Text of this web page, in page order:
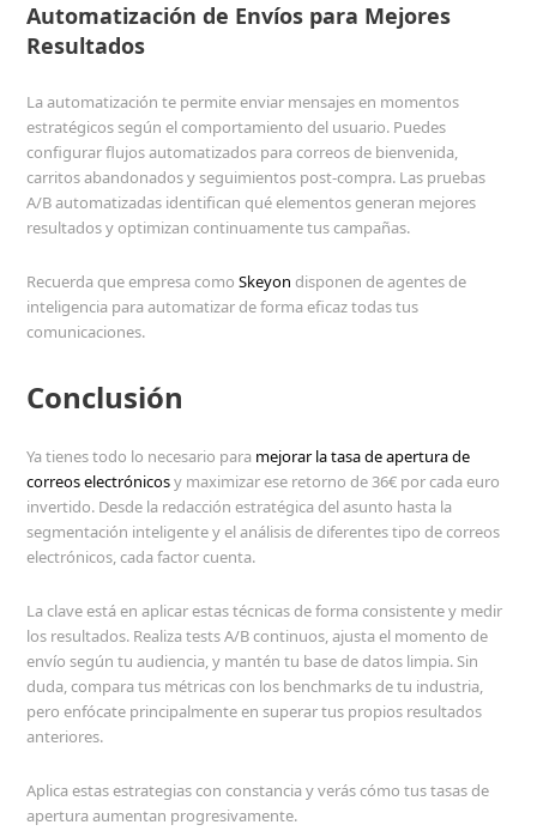
Automatización de Envíos para Mejores
Resultados
La automatización te permite enviar mensajes en momentos
estratégicos según el comportamiento del usuario. Puedes
configurar flujos automatizados para correos de bienvenida,
carritos abandonados y seguimientos post-compra. Las pruebas
A/B automatizadas identifican qué elementos generan mejores
resultados y optimizan continuamente tus campañas.
Recuerda que empresa comoSkeyon disponen de agentes de
inteligencia para automatizar de forma eficaz todas tus
comunicaciones.
Conclusión
Ya tienes todo lo necesario para mejorar la tasa de apertura de
correos electrónicosy maximizar ese retorno de 36€ por cada euro
invertido. Desde la redacción estratégica del asunto hasta la
segmentación inteligente y el análisis de diferentes tipo de correos
electrónicos, cada factor cuenta.
La clave está en aplicar estas técnicas de forma consistente y medir
los resultados. Realiza tests A/B continuos, ajusta el momento de
envío según tu audiencia, y mantén tu base de datos limpia. Sin
duda, compara tus métricas con los benchmarks de tu industria,
pero enfócate principalmente en superar tus propios resultados
anteriores.
Aplica estas estrategias con constancia y verás cómo tus tasas de
apertura aumentan progresivamente.